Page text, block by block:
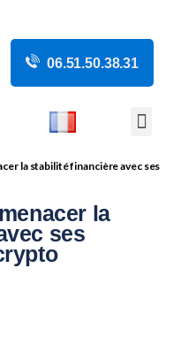
06.51.50.38.31
la stabilité financière avec ses
la
ses